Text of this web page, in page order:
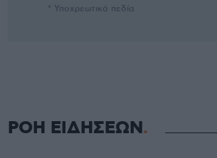
* Υποχρεωτικά πεδία
ΡΟΗ ΕΙΔΗΣΕΩΝ